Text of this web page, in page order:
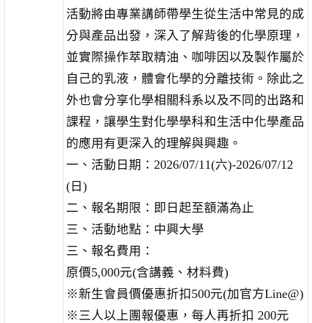
活動將由專業講師帶學生從生活中常見的成
分與產品出發，深入了解背後的化學原理，
並實際操作萃取精油、咖啡因以及製作屬於
自己的乳液，體會化學的分離技術。 除此之
外也會分享化學相關科系以及不同的出路和
課程，讓學生對化學學科和生活中化學產品
的應用有更深入的理解與興趣。
一、活動日期：2026/07/11(六)-2026/07/12
(日)
二、報名期限：即日起至額滿為止
三、活動地點：中興大學
三、報名費用：
原價5,000元(含講義、材料費)
※新生會員價優惠折扣500元(加官方Line@)
※三人以上團報優惠，每人再折扣 200元